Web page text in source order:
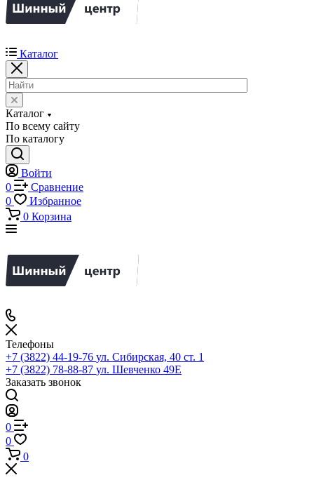
Каталог
Каталог
По всему сайту
По каталогу
Войти
0
Сравнение
0
Избранное
0 Корзина
Телефоны
+7 (3822) 44-19-76 ул. Сибирская, 40 ст. 1
+7 (3822) 78-88-87 ул. Шевченко 49Е
Заказать звонок
0
0
0